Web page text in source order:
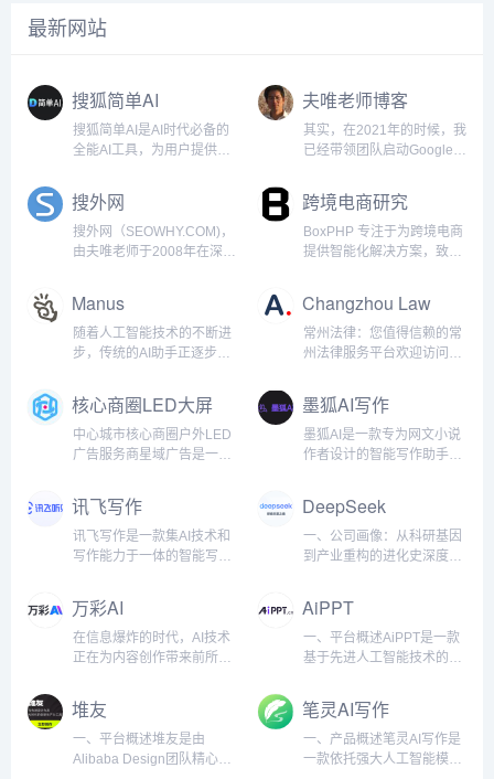
ISE展会上相继展出透明Micro
诟病良率低的Micro LED技术，
如今已在巨量转移与修复环节取
得突破性进展。多
光环境下，其表现远超其他技术
路线。与此同时，Mini LED背
光技术继续在高端电视
最新网站
搜狐简单AI
搜狐简单AI是AI时代必备的
全能AI工具，为用户提供全
供海量图片制作设计模板：
电商图，logo设计，证件
照，智能抠图，图片高清修
白也能轻松玩转AI。产品功
能：AI作图：用户可以通过
文字描述生成各种风格的图
个分享和交流AI提示词的平
台，帮助大家更...
夫唯老师博客
其实，在2021年的时候，我
已经带领团队启动Google
突发奇想，如果口罩结束，
岂不是有大量的外国人要来
中国？于是我安排因口罩正
收录很容易，竞争性不强的
长尾词，排名也很容易。谁
知2024年开始还真有大量的
我众多国内旅游业务的搜外
同学，这样，这个新...
搜外网
搜外网（SEOWHY.COM)，
由夫唯老师于2008年在深圳
红书、阿里巴巴等多维SEO
蓝海。我们不仅是搜索引擎
优化的深耕者，更是数字化
平台策略交织碰撞，为学员
开启通往数字化营销的新纪
元。从精细化的关键词布局
员都能掌握数字化时代的核
心竞争力。我们...
跨境电商研究
BoxPHP 专注于为跨境电商
提供智能化解决方案，致力
度融合，帮助企业快速提升
市场竞争力。基于
Laravel/PHP高效开发框
企业提供一站式平台开发与
优化服务，助力电商平台在
激烈的市场中脱颖而出。 我
户带来更高质量的流...
Manus
随着人工智能技术的不断进
步，传统的AI助手正逐步向
日，一支中国研发团队震撼
发布了全球首款AI Agent产
品——Manus。作为一款兼
够为用户提供精准的思维辅
助，更能在工作和生活中“交
付成果”，实现从“想”到“做”
GAIA基准测试中取得了
SOT...
Changzhou Law
常州法律：您值得信赖的常
州法律服务平台欢迎访问常
力于为常州地区提供全面的
法律咨询和专业的法律服
务。我们的网站旨在为个人
方案以及高效的争议解决方
式。全面的法律服务在常州
律师事务所，我们提供广泛
台可就劳动争议、合同纠纷
和民事诉讼等问题提供即时
在线法律咨询。企业...
核心商圈LED大屏
媒体
中心城市核心商圈户外LED
广告服务商星域广告是一家
企业提供精准、高效、价值
最大化的户外广告投放解决
方案，专注于为客户提供城
升价值，助力品牌传播强势
曝光和深度影响力，加深消
费者记忆感知，强化品牌形
务商。 专业团队，用心服务
核心区位，助力品牌强势曝
光 优质...
墨狐AI写作
墨狐AI是一款专为网文小说
作者设计的智能写作助手，
新手还是资深作者，墨狐AI
都能帮助你在创作过程中轻
松应对情节编排、人物设
核心功能智能剧情生成墨狐
AI可以根据用户提供的基本
设定，自动生成丰富的故事
框架，避免创作时遇到的“卡
文”问题。人物塑造与对话编
排墨狐AI...
讯飞写作
讯飞写作是一款集AI技术和
写作能力于一体的智能写作
创作质量。无论是日常办公
文档、创意写作、内容编
辑，还是专业报告、会议纪
方案。核心功能AI对话写作
讯飞写作支持与用户进行智
能对话，帮助快速生成各类
DeepSeek
一、公司画像：从科研基因
到产业重构的进化史深度求
率”为核心理念的人工智能公
司，创始团队由清华大学、
北京大学等顶尖高校的AI科
立之初即获得红杉中国、高
瓴资本等机构超5亿美元A轮
融资，估值突破30亿美元，
万彩AI
在信息爆炸的时代，AI技术
正在为内容创作带来前所未
集，正是应对这一时代挑战
而生。它不仅提供AI智能写
作支持，还将AI换脸、照片
AiPPT
一、平台概述AiPPT是一款
基于先进人工智能技术的智
效且专业的PPT制作体验。
无论是商务演示、教育课
件、项目路演还是日常工作
堆友
一、平台概述堆友是由
Alibaba Design团队精心打
笔灵AI写作
一、产品概述笔灵AI写作是
一款依托强大人工智能模型